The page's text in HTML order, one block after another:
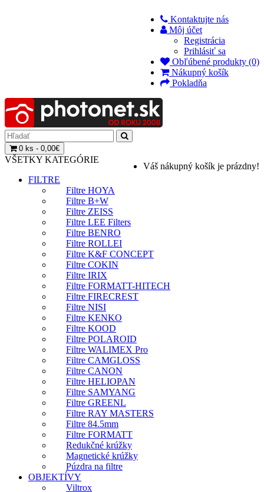
Kontaktujte nás
Môj účet
Registrácia
Prihlásiť sa
Obľúbené produkty (0)
Nákupný košík
Pokladňa
0 ks - 0,00€
Váš nákupný košík je prázdny!
VŠETKY KATEGÓRIE
FILTRE
Filtre HOYA
Filtre B+W
Filtre ZEISS
Filtre LEE Filters
Filtre BENRO
Filtre ROLLEI
Filtre K&F CONCEPT
Filtre COKIN
Filtre IRIX
Filtre FORMATT-HITECH
Filtre FIRECREST
Filtre NISI
Filtre KENKO
Filtre KOOD
Filtre POLAROID
Filtre WALIMEX Pro
Filtre CAMGLOSS
Filtre CANON
Filtre HELIOPAN
Filtre SAMYANG
Filtre GREENL
Filtre RAY MASTERS
Filtre 84.5mm
Filtre FORMATT
Redukčné krúžky
Magnetické krúžky
Púzdra na filtre
OBJEKTÍVY
Viltrox